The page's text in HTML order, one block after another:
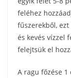
feléhez
fűszerekből,
és kevés vízzel
felejtsük el
A ragu főzése 1